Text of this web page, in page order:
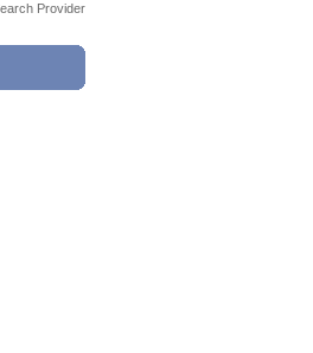
Provider